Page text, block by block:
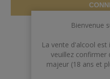
Bienvenue
La vente d'alcool
veuillez confirmer
majeur (18 ans et